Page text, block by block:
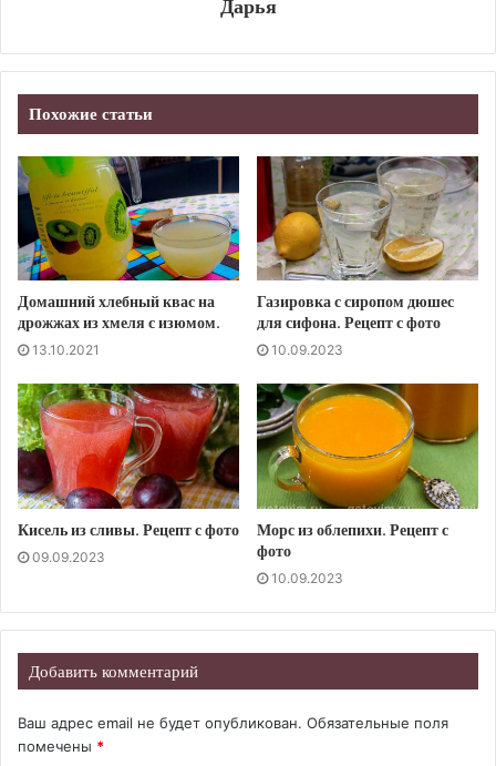
Дарья
Похожие статьи
Домашний хлебный квас на
дрожжах из хмеля с изюмом.
13.10.2021
Газировка с сиропом дюшес
для сифона. Рецепт с фото
10.09.2023
Кисель из сливы. Рецепт с фото
09.09.2023
Морс из облепихи. Рецепт с
фото
10.09.2023
Добавить комментарий
Ваш адрес email не будет опубликован. Обязательные поля
помечены *